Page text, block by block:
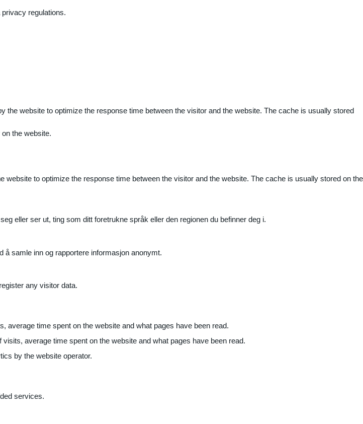
regulations.
the website to optimize the response time between the visitor and the website. The cache is usually stored
the website.
to optimize the response time between the visitor and the website. The cache is usually stored on the
eller ser ut, ting som ditt foretrukne språk eller den regionen du befinner deg i.
samle inn og rapportere informasjon anonymt.
any visitor data.
time spent on the website and what pages have been read.
average time spent on the website and what pages have been read.
by the website operator.
services.